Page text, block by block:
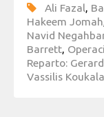
Ali Fazal,
Hakeem Jomah
Navid
Barrett,
Reparto:
Vassilis